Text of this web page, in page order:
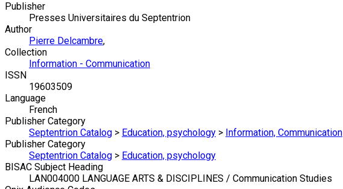
Publisher
Presses Universitaires du Septentrion
Author
Pierre Delcambre,
Collection
Information - Communication
ISSN
19603509
Language
French
Publisher Category
Septentrion Catalog > Education, psychology > Information, Communication
Publisher Category
Septentrion Catalog > Education, psychology
BISAC Subject Heading
LAN004000 LANGUAGE ARTS & DISCIPLINES / Communication Studies